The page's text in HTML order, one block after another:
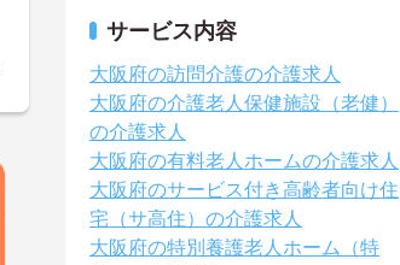
サービス内容
大阪府の訪問介護の介護求人
大阪府の介護老人保健施設（老健）
の介護求人
大阪府の有料老人ホームの介護求人
大阪府のサービス付き高齢者向け住
宅（サ高住）の介護求人
大阪府の特別養護老人ホーム（特